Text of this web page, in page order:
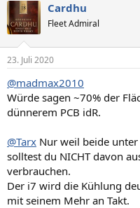
k
t
i
e
:
Cardhu
Fleet Admiral
23. Juli 2020
@madmax2010
Würde sagen ~70% der
dünnerem PCB idR.
@Tarx Nur weil beide
solltest du NICHT davon
verbrauchen.
Der i7 wird die Kühlung
mit seinem Mehr an Takt.